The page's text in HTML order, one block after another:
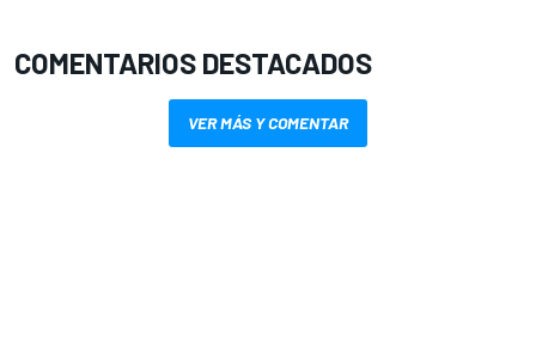
COMENTARIOS DESTACADOS
VER MÁS Y COMENTAR